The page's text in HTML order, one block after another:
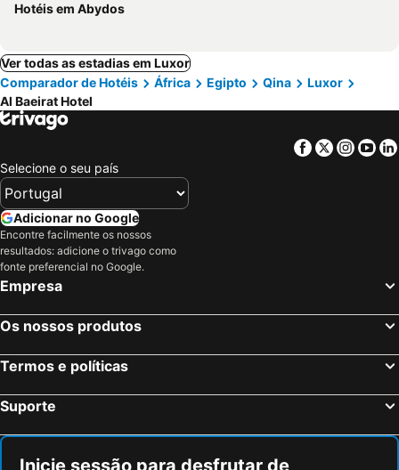
Hotéis em Abydos
Ver todas as estadias em Luxor
Comparador de Hotéis
África Egipto Qina
Luxor
Al Baeirat Hotel
Facebook
Twitter
Selecione o seu país
Adicionar no Google
Encontre facilmente os nossos
resultados: adicione o trivago como
fonte preferencial no Google.
Empresa
Os nossos produtos
Termos e políticas
Suporte
Inicie sessão para desfrutar de